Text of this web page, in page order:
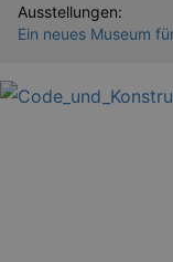
Ausstellungen:
Ein neues Museum